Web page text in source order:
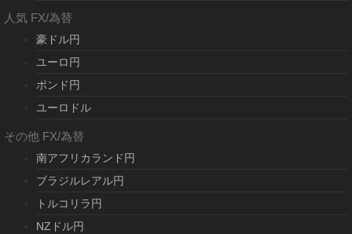
人気 FX/為替
豪ドル円
ユーロ円
ポンド円
ユーロドル
その他 FX/為替
南アフリカランド円
ブラジルレアル円
トルコリラ円
NZドル円